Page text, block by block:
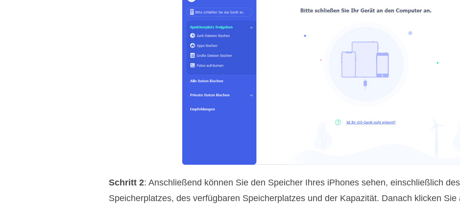
Schritt 2: Anschließend können Sie den Speicher Ihres iPhones sehen, einschließlich
Speicherplatzes, des verfügbaren Speicherplatzes und der Kapazität. Danach klicken Sie